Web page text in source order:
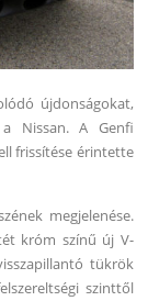
újdonságokat,
Nissan. A Genfi
frissítése érintette
megjelenése.
króm színű új V-
tükrök
szinttől